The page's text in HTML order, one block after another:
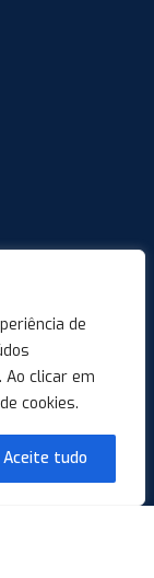
de
clicar em
cookies.
Aceite tudo